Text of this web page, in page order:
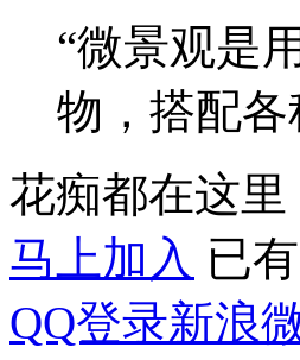
“微景观是
物，搭配各
花痴都在这
马上加入 已
QQ登录新浪